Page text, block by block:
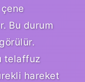
Bu durum
telaffuz
hareket